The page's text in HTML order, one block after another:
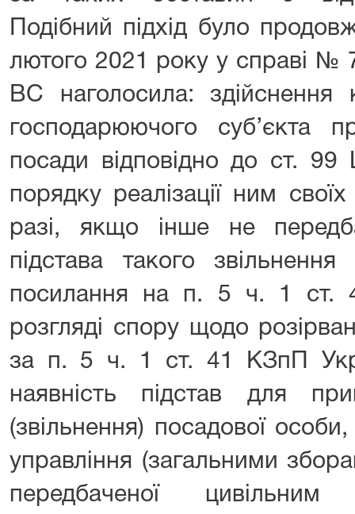
Подібний підхід було
лютого 2021 року у справі №
ВС наголосила: здійснення
господарюючого суб’єкта
посади відповідно до ст.
порядку реалізації ним
разі, якщо інше не
підстава такого
посилання на п. 5 ч. 1 ст.
розгляді спору щодо
за п. 5 ч. 1 ст. 41 КЗпП
наявність підстав для
(звільнення) посадової
управління (загальними
передбаченої